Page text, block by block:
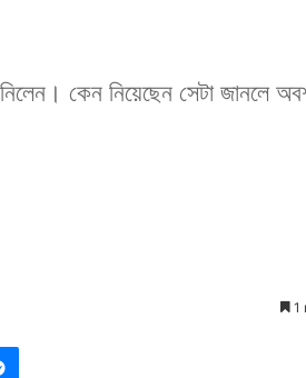
কেন নিয়েছেন সেটা জানলে
1